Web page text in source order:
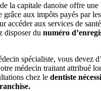
la capitale danoise offre une
grâce aux impôts payés par
accéder aux services de
disposer du numéro
spécialiste, vous devez
médecin traitant attribué
chez le dentiste